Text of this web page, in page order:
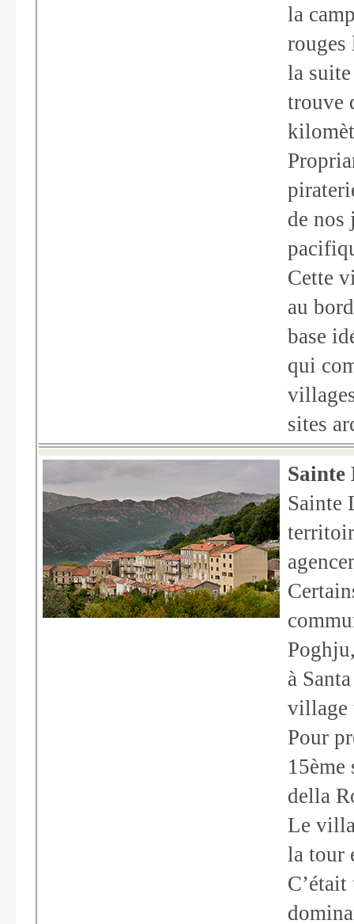
la
rouges
la
trouve
de nos
Cette
au
base
qui
sites
Sainte
Sainte
à
village
Pour
15ème
della
Le
la tour